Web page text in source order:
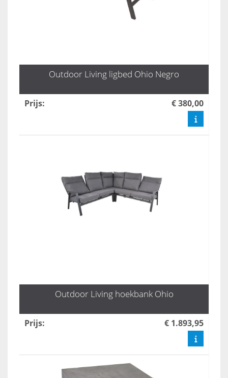
Outdoor Living ligbed Ohio Negro
Prijs: € 380,00
Outdoor Living hoekbank Ohio
Prijs: € 1.893,95